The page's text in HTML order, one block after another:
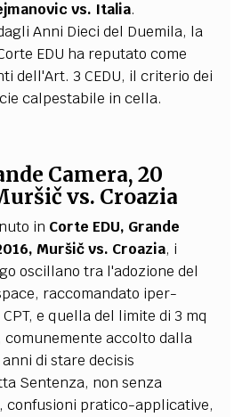
vs. Italia.
Anni Dieci del Duemila, la
EDU ha reputato come
dell'Art. 3 CEDU, il criterio dei
calpestabile in cella.
Camera, 20
vs. Croazia
in Corte EDU, Grande
Muršič vs. Croazia, i
oscillano tra l'adozione del
raccomandato iper-
e quella del limite di 3 mq
accolto dalla
di stare decisis
Sentenza, non senza
confusioni pratico-applicative,